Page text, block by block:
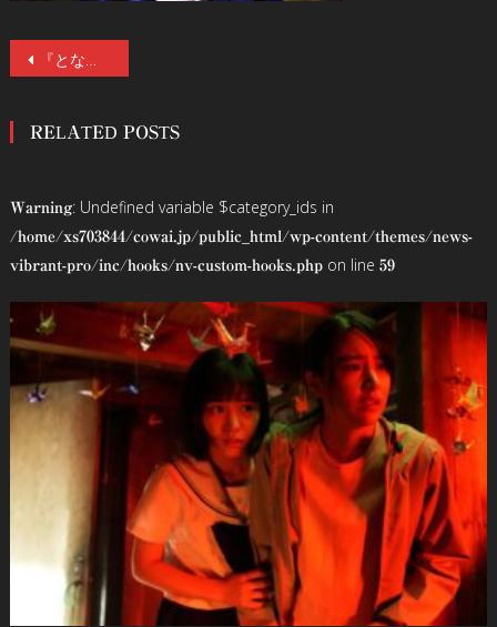
投
ナ
ゲ
ー
シ
ョ
ン
『となりのトトロ』劇場上映決定！最高の技術と環境で不朽の名作が今蘇る！～トトロが映画館に帰ってくる特別な9日間～
RELATED POSTS
Warning: Undefined variable $category_ids in
/home/xs703844/cowai.jp/public_html/wp-content/themes/news-
vibrant-pro/inc/hooks/nv-custom-hooks.phpon line 59